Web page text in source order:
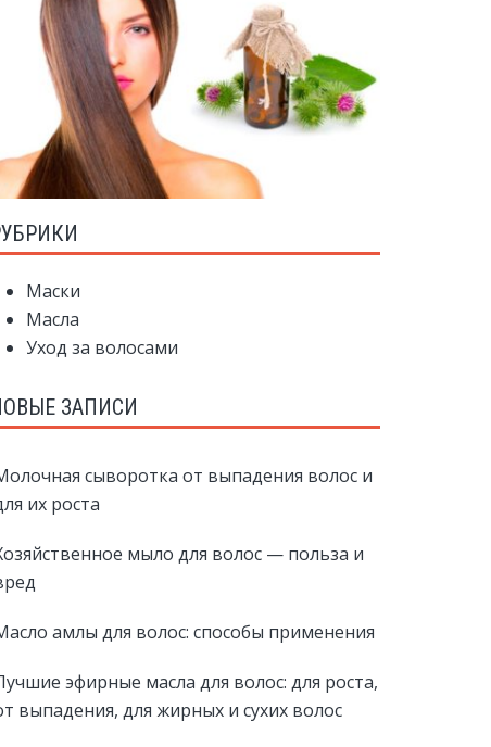
Маски
Масла
Уход за волосами
ЗАПИСИ
сыворотка от выпадения волос и
их роста
мыло для волос — польза и
амлы для волос: способы применения
эфирные масла для волос: для роста,
выпадения, для жирных и сухих волос